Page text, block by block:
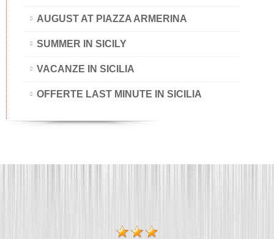
AUGUST AT PIAZZA ARMERINA
SUMMER IN SICILY
VACANZE IN SICILIA
OFFERTE LAST MINUTE IN SICILIA